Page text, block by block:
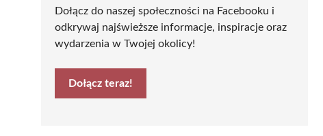
Dołącz do naszej społeczności na Facebooku i
odkrywaj najświeższe informacje, inspiracje oraz
wydarzenia w Twojej okolicy!
Dołącz teraz!